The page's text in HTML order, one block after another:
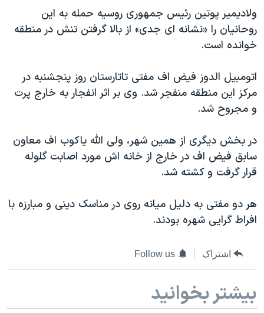
فرهنگ و زندگی
حقوق شهروندی
علم و فناوری
اسرائیل در جنگ
آرشیو پخش زنده
مستندها
انتخابات ریاست جمهوری آمریکا ۲۰۲۴
رمز مهسا
ورزش زنان در ایران
مجموعه مستندهای دادخواهی
تریبونال مردمی آبان ۹۸
چهل سال گروگان‌گیری
اعتراضات مردمی آبان ۹۸
نرگس محمدی برنده جایزه نوبل صلح
دنبال کنید
زبانهای مختلف
ولادیمیر پوتین رئیس جمهوری روسیه حمله به این
روحانیان را «نشانه ای جدی» از بالا گرفتن تنش در منطقه
خوانده است.
اتومبیل الدوز فیض اف مفتی تاتارستان روز پنجشنبه در
مرکز این منطقه منفجر شد. وی بر اثر انفجار به خارج پرت
و مجروح شد.
در بخش دیگری از همین شهر، ولی الله یاکوب اف معاون
سابق فیض اف در خارج از خانه اش مورد اصابت گلوله
قرار گرفت و کشته شد.
هر دو مفتی به دلیل میانه روی در مناسک دینی و مبارزه با
افراط گرایی شهره بودند.
اشتراک Follow us
بیشتر بخوانید